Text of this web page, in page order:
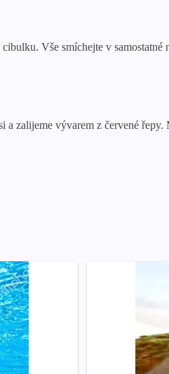
Vše smíchejte v samostatné
zalijeme vývarem z červené řepy.